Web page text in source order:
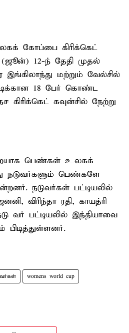
கோப்பை கிரிக்கெட்
12-ந் தேதி முதல்
மற்றும் வேல்சில்
18 பேர் கொண்ட
கிரிக்கெட் கவுன்சில் நேற்று
பெண்கள் உலகக்
நடுவர்களும் பெண்களே
நடுவர்கள் பட்டியலில்
விரிந்தா ரதி, காயத்ரி
வர் பட்டியலில் இந்தியாவை
பிடித்துள்ளனர்.
womens world cup